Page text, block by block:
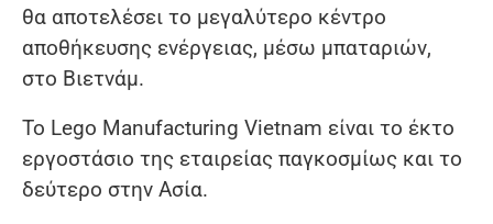
θα αποτελέσει το μεγαλύτερο κέντρο
αποθήκευσης ενέργειας, μέσω μπαταριών,
στο Βιετνάμ.
Το Lego Manufacturing Vietnam είναι το έκτο
εργοστάσιο της εταιρείας παγκοσμίως και το
δεύτερο στην Ασία.